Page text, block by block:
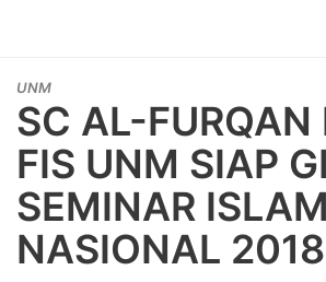
UNM
SC AL-FURQAN
FIS UNM SIAP
SEMINAR ISLAM
NASIONAL 2018